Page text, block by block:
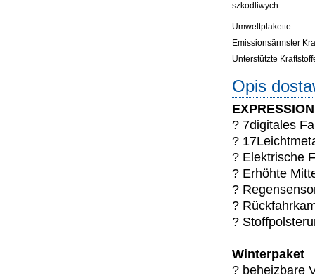
szkodliwych:
Umweltplakette:
Emissionsärmster
Unterstützte
Opis
? 7digitales
?
? Elektrische
? Erhöhte
?
?
?
Winterpaket
? beheizbare